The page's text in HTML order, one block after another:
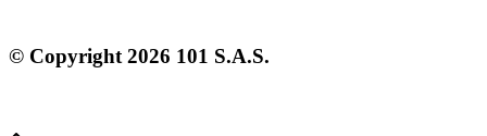
© Copyright 2026 101 S.A.S.